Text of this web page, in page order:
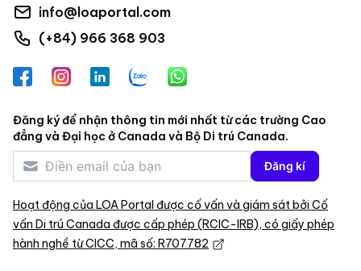
info@loaportal.com
(+84) 966 368 903
FacebookInstagramLinkedInZalo WhatsApp
Đăng ký để nhận thông tin mới nhất từ các trường Cao
đẳng và Đại học ở Canada và Bộ Di trú Canada.
Đăng kí
Hoạt động của LOA Portal được cố vấn và giám sát bởi Cố
vấn Di trú Canada được cấp phép (RCIC-IRB), có giấy phép
hành nghề từ CICC, mã số: R707782